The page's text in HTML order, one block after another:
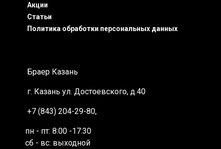
Акции
Статьи
Политика обработки персональных данных
Браер Казань
г. Казань ул. Достоевского, д.40
+7 (843) 204-29-80,
пн - пт: 8:00 -17:30
сб - вс: выходной